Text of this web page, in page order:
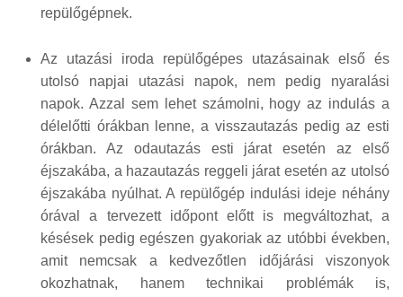
repülőgépnek.
Az utazási iroda repülőgépes utazásainak első és
utolsó napjai utazási napok, nem pedig nyaralási
napok. Azzal sem lehet számolni, hogy az indulás a
délelőtti órákban lenne, a visszautazás pedig az esti
órákban. Az odautazás esti járat esetén az első
éjszakába, a hazautazás reggeli járat esetén az utolsó
éjszakába nyúlhat. A repülőgép indulási ideje néhány
órával a tervezett időpont előtt is megváltozhat, a
késések pedig egészen gyakoriak az utóbbi években,
amit nemcsak a kedvezőtlen időjárási viszonyok
okozhatnak, hanem technikai problémák is,